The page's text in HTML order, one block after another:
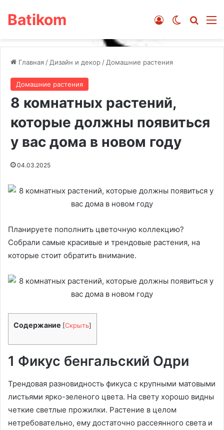
Batikom Switch skin
Войти
Главная / Дизайн и декор / Домашние растения
Домашние растения
8 комнатных растений,
которые должны появиться
у вас дома в новом году
04.03.2025
Планируете пополнить цветочную коллекцию?
Собрали самые красивые и трендовые растения, на
которые стоит обратить внимание.
Содержание [Скрыть]
1 Фикус бенгальский Одри
Трендовая разновидность фикуса с крупными матовыми
листьями ярко-зеленого цвета. На свету хорошо видны
четкие светлые прожилки. Растение в целом
нетребовательно, ему достаточно рассеянного света и